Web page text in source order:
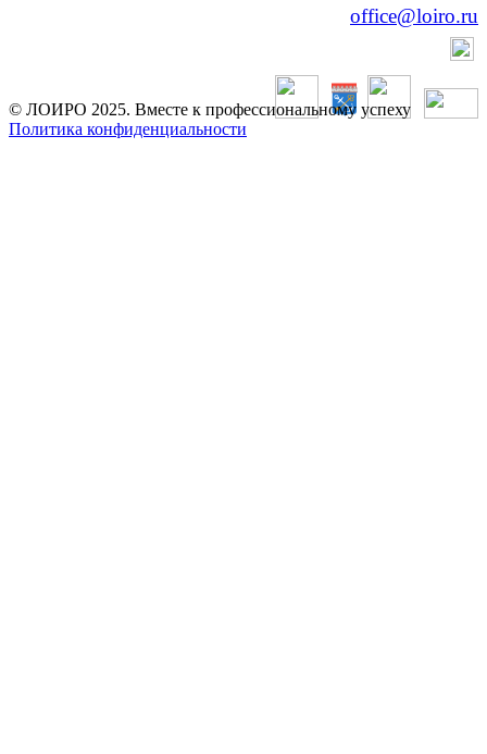
office@loiro.ru
© ЛОИРО 2025. Вместе к профессиональному успеху
Политика конфиденциальности